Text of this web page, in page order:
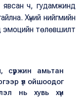
ч, гудамжинд
Хүний нийгмийн
эмоцийн төлөвшилт
сүржин амьтан
үл ойшоодог
нь хувь хүн